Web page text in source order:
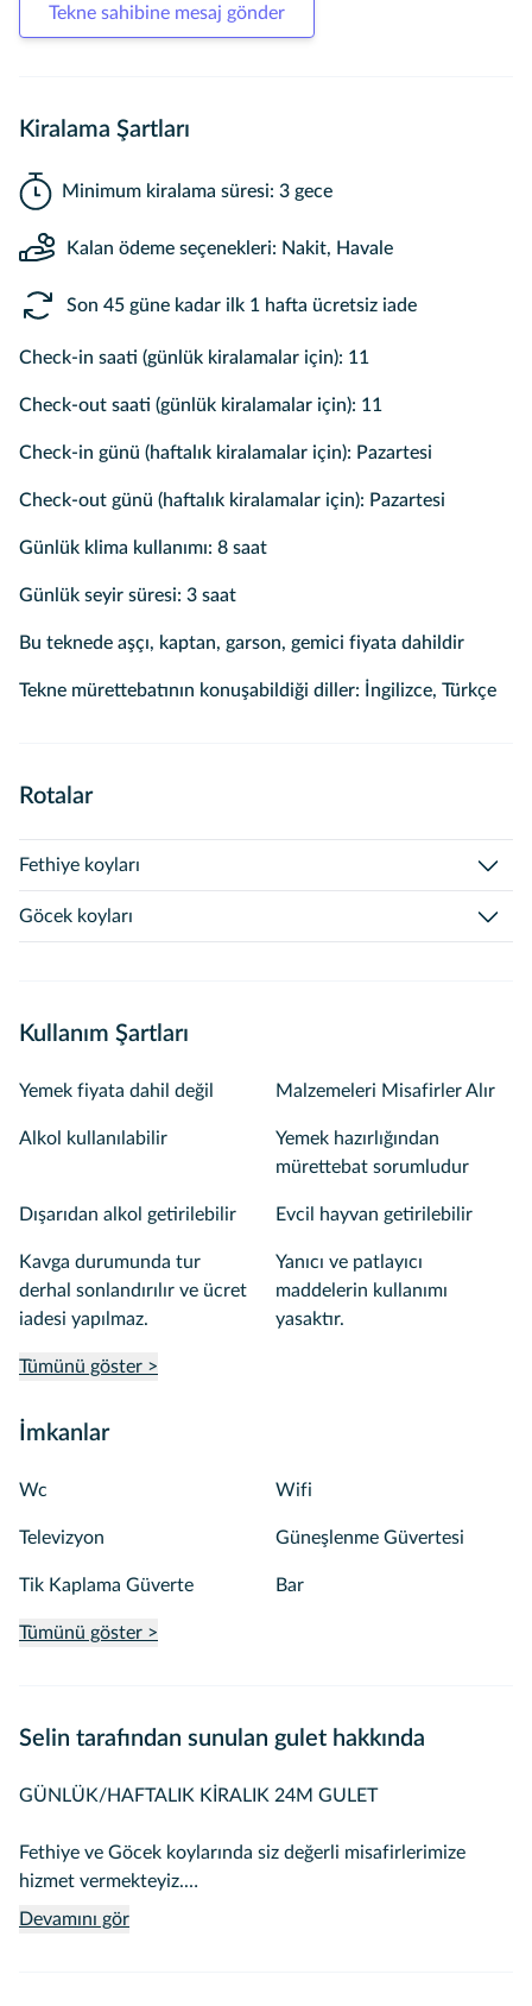
Tekne sahibine mesaj gönder
Kiralama Şartları
Minimum kiralama süresi: 3 gece
Kalan ödeme seçenekleri: Nakit, Havale
Son 45 güne kadar ilk 1 hafta ücretsiz iade
Check-in saati (günlük kiralamalar için): 11
Check-out saati (günlük kiralamalar için): 11
Check-in günü (haftalık kiralamalar için): Pazartesi
Check-out günü (haftalık kiralamalar için): Pazartesi
Günlük klima kullanımı: 8 saat
Günlük seyir süresi: 3 saat
Bu teknede aşçı, kaptan, garson, gemici fiyata dahildir
Tekne mürettebatının konuşabildiği diller: İngilizce, Türkçe
Rotalar
Fethiye koyları
Göcek koyları
Kullanım Şartları
Yemek fiyata dahil değil Malzemeleri Misafirler Alır
Alkol kullanılabilir
Yemek hazırlığından
mürettebat sorumludur
Dışarıdan alkol getirilebilir Evcil hayvan getirilebilir
Kavga durumunda tur
derhal sonlandırılır ve ücret
iadesi yapılmaz.
Yanıcı ve patlayıcı
maddelerin kullanımı
yasaktır.
Tümünü göster >
İmkanlar
Wc Wifi
Televizyon Güneşlenme Güvertesi
Tik Kaplama Güverte Bar
Tümünü göster >
Selin tarafından sunulan gulet hakkında
GÜNLÜK/HAFTALIK KİRALIK 24M GULET
Fethiye ve Göcek koylarında siz değerli misafirlerimize
hizmet vermekteyiz.
Devamını gör